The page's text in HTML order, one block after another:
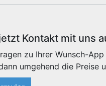
Kontakt mit uns
zu Ihrer Wunsch-
umgehend die Preise